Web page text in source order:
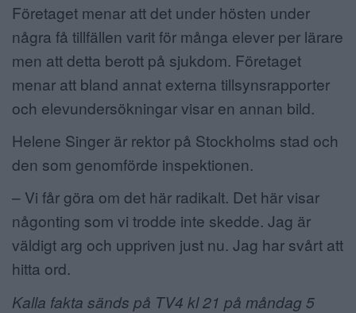
Företaget menar att det under hösten under
några få tillfällen varit för många elever per lärare
men att detta berott på sjukdom. Företaget
menar att bland annat externa tillsynsrapporter
och elevundersökningar visar en annan bild.
Helene Singer är rektor på Stockholms stad och
den som genomförde inspektionen.
– Vi får göra om det här radikalt. Det här visar
någonting som vi trodde inte skedde. Jag är
väldigt arg och uppriven just nu. Jag har svårt att
hitta ord.
Kalla fakta sänds på TV4 kl 21 på måndag 5